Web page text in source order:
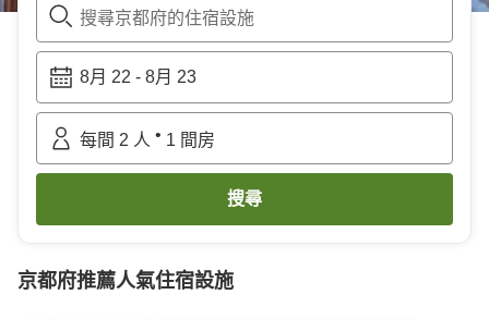
搜尋京都府的住宿設施
8月 22 - 8月 23
每間 2 人 • 1 間房
搜尋
京都府推薦人氣住宿設施